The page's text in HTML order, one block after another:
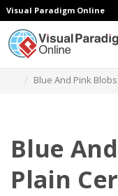
Visual Paradigm Online
Blue And Pink
Blue
Plain